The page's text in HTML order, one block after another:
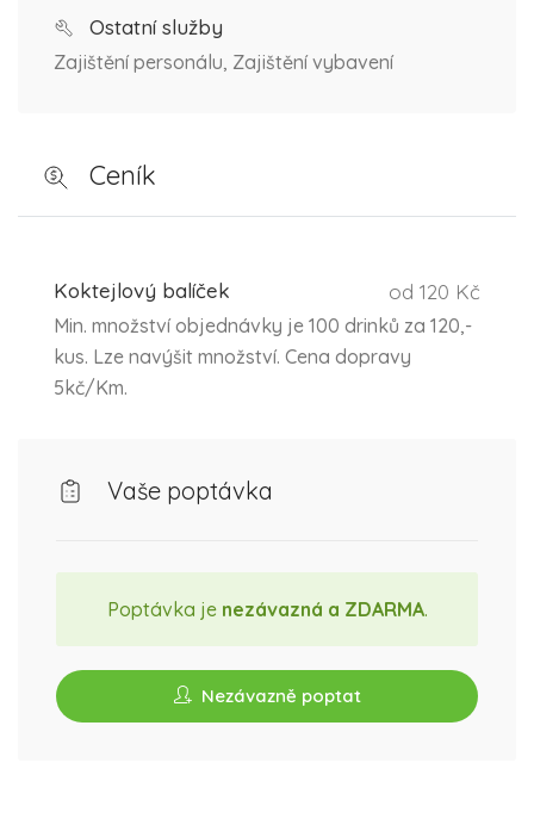
Ostatní služby
Zajištění personálu, Zajištění vybavení
Ceník
Koktejlový balíček
Min. množství objednávky je 100 drinků za 120,-
kus. Lze navýšit množství. Cena dopravy
5kč/Km.
od 120 Kč
Vaše poptávka
Poptávka je nezávazná a ZDARMA.
Nezávazně poptat